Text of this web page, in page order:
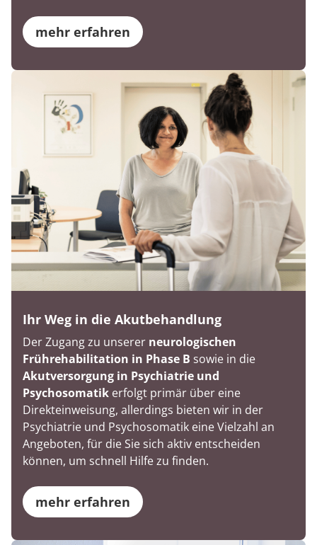
mehr erfahren
Ihr Weg in die Akutbehandlung
Der Zugang zu unserer neurologischen
Frührehabilitation in Phase B sowie in die
Akutversorgung in Psychiatrie und
Psychosomatik erfolgt primär über eine
Direkteinweisung, allerdings bieten wir in der
Psychiatrie und Psychosomatik eine Vielzahl an
Angeboten, für die Sie sich aktiv entscheiden
können, um schnell Hilfe zu finden.
mehr erfahren